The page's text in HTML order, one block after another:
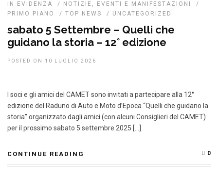
IN EVIDENZA / NOTIZIE, EVENTI E MANIFESTAZIONI
/
PRIMO PIANO
/ TOP NEWS / UNCATEGORIZED
sabato 5 Settembre – Quelli che
guidano la storia – 12° edizione
POSTED ON 10 LUGLIO 2026
I soci e gli amici del CAMET sono invitati a partecipare alla 12°
edizione del Raduno di Auto e Moto d’Epoca “Quelli che guidano la
storia” organizzato dagli amici (con alcuni Consiglieri del CAMET)
per il prossimo sabato 5 settembre 2025 […]
CONTINUE READING 0